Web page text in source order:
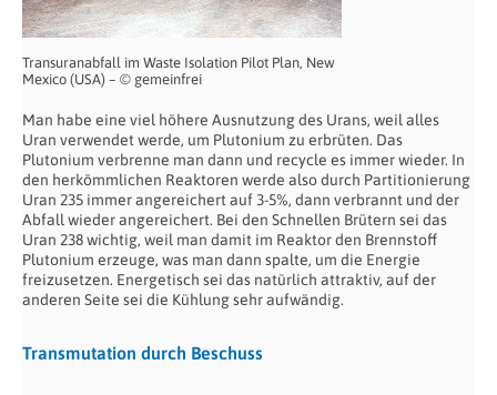
Transuranabfall im Waste Isolation Pilot Plan, New
Mexico (USA) – © gemeinfrei
Man habe eine viel höhere Ausnutzung des Urans, weil alles
Uran verwendet werde, um Plutonium zu erbrüten. Das
Plutonium verbrenne man dann und recycle es immer wieder. In
den herkömmlichen Reaktoren werde also durch Partitionierung
Uran 235 immer angereichert auf 3-5%, dann verbrannt und der
Abfall wieder angereichert. Bei den Schnellen Brütern sei das
Uran 238 wichtig, weil man damit im Reaktor den Brennstoff
Plutonium erzeuge, was man dann spalte, um die Energie
freizusetzen. Energetisch sei das natürlich attraktiv, auf der
anderen Seite sei die Kühlung sehr aufwändig.
Transmutation durch Beschuss